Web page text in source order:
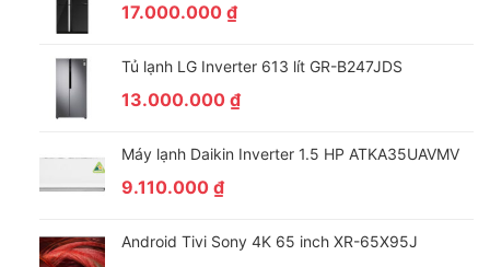
17.000.000 ₫
Tủ lạnh LG Inverter 613 lít GR-B247JDS
13.000.000 ₫
Máy lạnh Daikin Inverter 1.5 HP ATKA35UAVMV
9.110.000 ₫
Android Tivi Sony 4K 65 inch XR-65X95J